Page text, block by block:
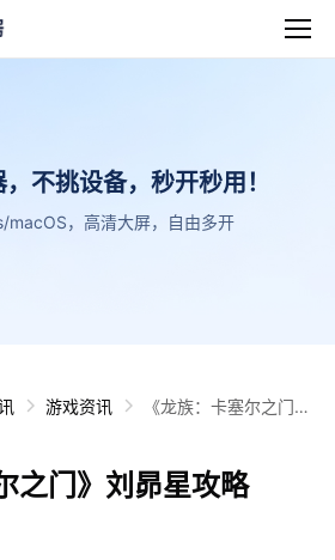
不挑设备，秒开秒用！
macOS，高清大屏，自由多开
游戏资讯
《龙族：卡塞尔之门》
之门》刘昴星攻略